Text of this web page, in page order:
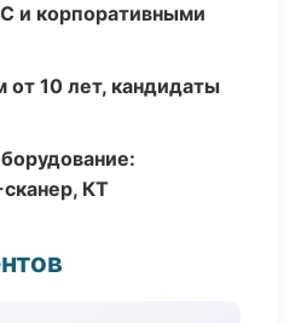
и корпоративными
от 10 лет, кандидаты
КТ